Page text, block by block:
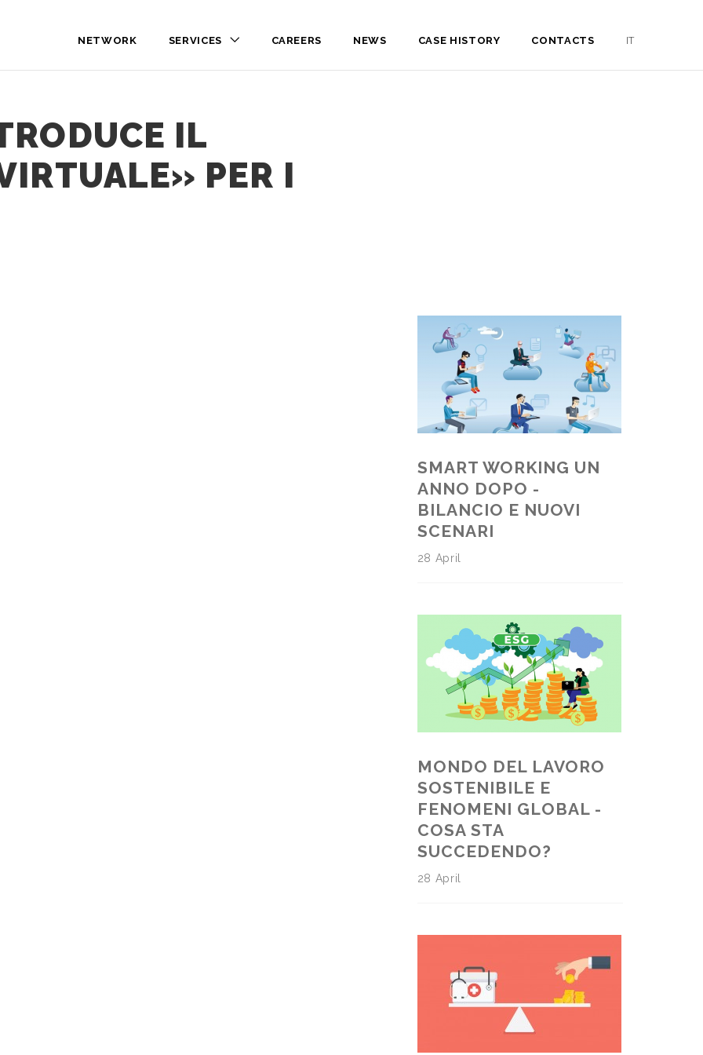
NETWORK SERVICES CAREERS NEWS CASE HISTORY CONTACTS IT
IL
PER I
SMART WORKING UN
ANNO DOPO -
BILANCIO E NUOVI
SCENARI
28 April
MONDO DEL LAVORO
SOSTENIBILE E
FENOMENI GLOBAL -
COSA STA
SUCCEDENDO?
28 April